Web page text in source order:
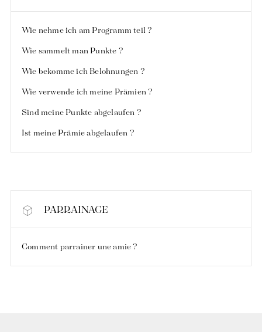
Wie nehme ich am Programm teil ?
Wie sammelt man Punkte ?
Wie bekomme ich Belohnungen ?
Wie verwende ich meine Prämien ?
Sind meine Punkte abgelaufen ?
Ist meine Prämie abgelaufen ?
PARRAINAGE
Comment parrainer une amie ?